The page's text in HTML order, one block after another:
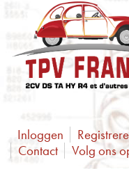
Inloggen
Contact
Volg ons